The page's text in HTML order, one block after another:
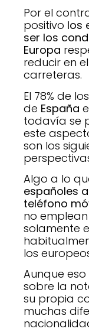
Por el
positivo los
ser los
Europa
reducir en
carreteras.
El 78% de
de España
todavía se
este
son los
Algo a lo
españoles
teléfono
no
solamente
los
Aunque
sobre la
su propia
muchas